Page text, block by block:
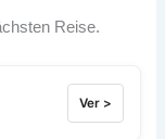
Reise.
Ver >